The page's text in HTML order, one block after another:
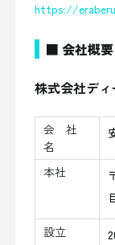
https://
■ 会社概要
株式会社デ
会 社
名
本社
設立